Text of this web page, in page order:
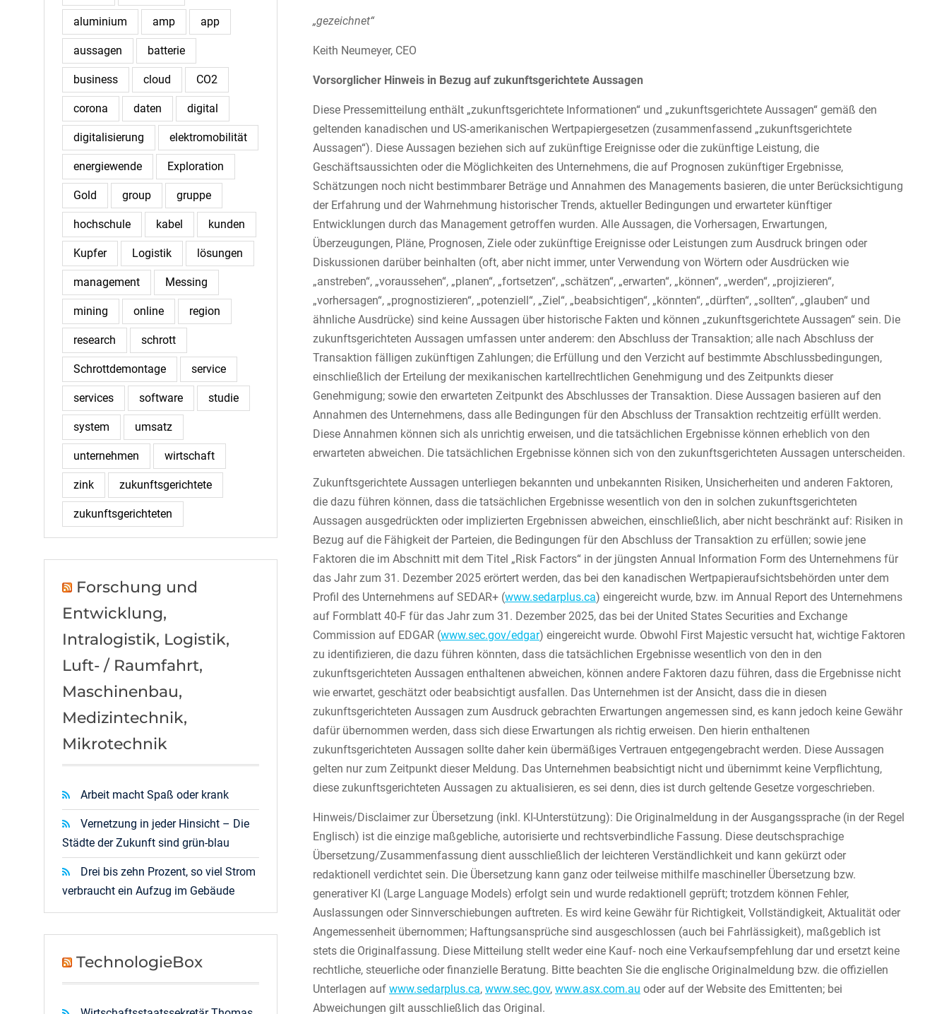
„gezeichnet“
Keith Neumeyer, CEO
Vorsorglicher Hinweis in Bezug auf zukunftsgerichtete Aussagen
Diese Pressemitteilung enthält „zukunftsgerichtete Informationen“ und „zukunftsgerichtete Aussagen“ gemäß den
geltenden kanadischen und US-amerikanischen Wertpapiergesetzen (zusammenfassend „zukunftsgerichtete
Aussagen“). Diese Aussagen beziehen sich auf zukünftige Ereignisse oder die zukünftige Leistung, die
Geschäftsaussichten oder die Möglichkeiten des Unternehmens, die auf Prognosen zukünftiger Ergebnisse,
Schätzungen noch nicht bestimmbarer Beträge und Annahmen des Managements basieren, die unter Berücksichtigung
der Erfahrung und der Wahrnehmung historischer Trends, aktueller Bedingungen und erwarteter künftiger
Entwicklungen durch das Management getroffen wurden. Alle Aussagen, die Vorhersagen, Erwartungen,
Überzeugungen, Pläne, Prognosen, Ziele oder zukünftige Ereignisse oder Leistungen zum Ausdruck bringen oder
Diskussionen darüber beinhalten (oft, aber nicht immer, unter Verwendung von Wörtern oder Ausdrücken wie
„anstreben“, „voraussehen“, „planen“, „fortsetzen“, „schätzen“, „erwarten“, „können“, „werden“, „projizieren“,
„vorhersagen“, „prognostizieren“, „potenziell“, „Ziel“, „beabsichtigen“, „könnten“, „dürften“, „sollten“, „glauben“ und
ähnliche Ausdrücke) sind keine Aussagen über historische Fakten und können „zukunftsgerichtete Aussagen“ sein. Die
zukunftsgerichteten Aussagen umfassen unter anderem: den Abschluss der Transaktion; alle nach Abschluss der
Transaktion fälligen zukünftigen Zahlungen; die Erfüllung und den Verzicht auf bestimmte Abschlussbedingungen,
einschließlich der Erteilung der mexikanischen kartellrechtlichen Genehmigung und des Zeitpunkts dieser
Genehmigung; sowie den erwarteten Zeitpunkt des Abschlusses der Transaktion. Diese Aussagen basieren auf den
Annahmen des Unternehmens, dass alle Bedingungen für den Abschluss der Transaktion rechtzeitig erfüllt werden.
Diese Annahmen können sich als unrichtig erweisen, und die tatsächlichen Ergebnisse können erheblich von den
erwarteten abweichen. Die tatsächlichen Ergebnisse können sich von den zukunftsgerichteten Aussagen unterscheiden.
Zukunftsgerichtete Aussagen unterliegen bekannten und unbekannten Risiken, Unsicherheiten und anderen Faktoren,
die dazu führen können, dass die tatsächlichen Ergebnisse wesentlich von den in solchen zukunftsgerichteten
Aussagen ausgedrückten oder implizierten Ergebnissen abweichen, einschließlich, aber nicht beschränkt auf: Risiken in
Bezug auf die Fähigkeit der Parteien, die Bedingungen für den Abschluss der Transaktion zu erfüllen; sowie jene
Faktoren die im Abschnitt mit dem Titel „Risk Factors“ in der jüngsten Annual Information Form des Unternehmens für
das Jahr zum 31. Dezember 2025 erörtert werden, das bei den kanadischen Wertpapieraufsichtsbehörden unter dem
Profil des Unternehmens auf SEDAR+ (www.sedarplus.ca) eingereicht wurde, bzw. im Annual Report des Unternehmens
auf Formblatt 40-F für das Jahr zum 31. Dezember 2025, das bei der United States Securities and Exchange
Commission auf EDGAR (www.sec.gov/edgar) eingereicht wurde. Obwohl First Majestic versucht hat, wichtige Faktoren
zu identifizieren, die dazu führen könnten, dass die tatsächlichen Ergebnisse wesentlich von den in den
zukunftsgerichteten Aussagen enthaltenen abweichen, können andere Faktoren dazu führen, dass die Ergebnisse nicht
wie erwartet, geschätzt oder beabsichtigt ausfallen. Das Unternehmen ist der Ansicht, dass die in diesen
zukunftsgerichteten Aussagen zum Ausdruck gebrachten Erwartungen angemessen sind, es kann jedoch keine Gewähr
dafür übernommen werden, dass sich diese Erwartungen als richtig erweisen. Den hierin enthaltenen
zukunftsgerichteten Aussagen sollte daher kein übermäßiges Vertrauen entgegengebracht werden. Diese Aussagen
gelten nur zum Zeitpunkt dieser Meldung. Das Unternehmen beabsichtigt nicht und übernimmt keine Verpflichtung,
diese zukunftsgerichteten Aussagen zu aktualisieren, es sei denn, dies ist durch geltende Gesetze vorgeschrieben.
Hinweis/Disclaimer zur Übersetzung (inkl. KI-Unterstützung): Die Originalmeldung in der Ausgangssprache (in der Regel
Englisch) ist die einzige maßgebliche, autorisierte und rechtsverbindliche Fassung. Diese deutschsprachige
Übersetzung/Zusammenfassung dient ausschließlich der leichteren Verständlichkeit und kann gekürzt oder
redaktionell verdichtet sein. Die Übersetzung kann ganz oder teilweise mithilfe maschineller Übersetzung bzw.
generativer KI (Large Language Models) erfolgt sein und wurde redaktionell geprüft; trotzdem können Fehler,
Auslassungen oder Sinnverschiebungen auftreten. Es wird keine Gewähr für Richtigkeit, Vollständigkeit, Aktualität oder
Angemessenheit übernommen; Haftungsansprüche sind ausgeschlossen (auch bei Fahrlässigkeit), maßgeblich ist
stets die Originalfassung. Diese Mitteilung stellt weder eine Kauf- noch eine Verkaufsempfehlung dar und ersetzt keine
rechtliche, steuerliche oder finanzielle Beratung. Bitte beachten Sie die englische Originalmeldung bzw. die offiziellen
Unterlagen auf www.sedarplus.ca, www.sec.gov, www.asx.com.au oder auf der Website des Emittenten; bei
Abweichungen gilt ausschließlich das Original.
aluminium amp app
aussagen batterie
business cloud CO2
corona daten digital
digitalisierung elektromobilität
energiewende Exploration
Gold group gruppe
hochschule kabel kunden
Kupfer Logistik lösungen
management Messing
mining online region
research schrott
Schrottdemontage service
services software studie
system umsatz
unternehmen wirtschaft
zink zukunftsgerichtete
zukunftsgerichteten
Forschung und
Entwicklung,
Intralogistik, Logistik,
Luft- / Raumfahrt,
Maschinenbau,
Medizintechnik,
Mikrotechnik
Arbeit macht Spaß oder krank
Vernetzung in jeder Hinsicht – Die
Städte der Zukunft sind grün-blau
Drei bis zehn Prozent, so viel Strom
verbraucht ein Aufzug im Gebäude
TechnologieBox